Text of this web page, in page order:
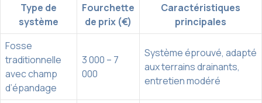
Type de
système
Fourchette
de prix (€)
Caractéristiques
principales
Fosse
traditionnelle
avec champ
d’épandage
3 000 – 7
000
Système éprouvé, adapté
aux terrains drainants,
entretien modéré